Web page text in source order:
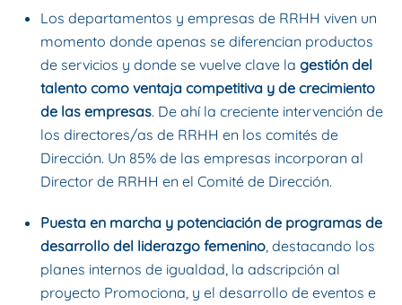
Los departamentos y empresas de RRHH viven un
momento donde apenas se diferencian productos
de servicios y donde se vuelve clave la gestión del
talento como ventaja competitiva y de crecimiento
de las empresas. De ahí la creciente intervención de
los directores/as de RRHH en los comités de
Dirección. Un 85% de las empresas incorporan al
Director de RRHH en el Comité de Dirección.
Puesta en marcha y potenciación de programas de
desarrollo del liderazgo femenino , destacando los
planes internos de igualdad, la adscripción al
proyecto Promociona, y el desarrollo de eventos e